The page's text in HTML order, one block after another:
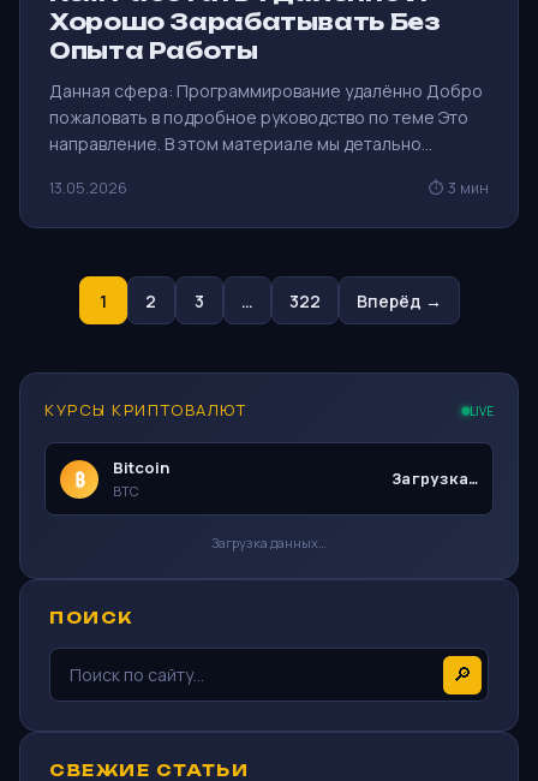
Хорошо Зарабатывать Без
Опыта Работы
Данная сфера: Программирование удалённо Добро
пожаловать в подробное руководство по теме Это
направление. В этом материале мы детально…
13.05.2026 ⏱ 3 мин
1 2 3 … 322 Вперёд →
КУРСЫ КРИПТОВАЛЮТ LIVE
₿ Bitcoin
BTC
Загрузка…
Загрузка данных…
ПОИСК
🔎
СВЕЖИЕ СТАТЬИ